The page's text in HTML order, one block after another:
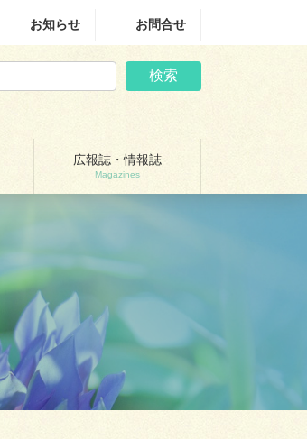
お知らせ お問合せ
検索
広報誌・情報誌
Magazines